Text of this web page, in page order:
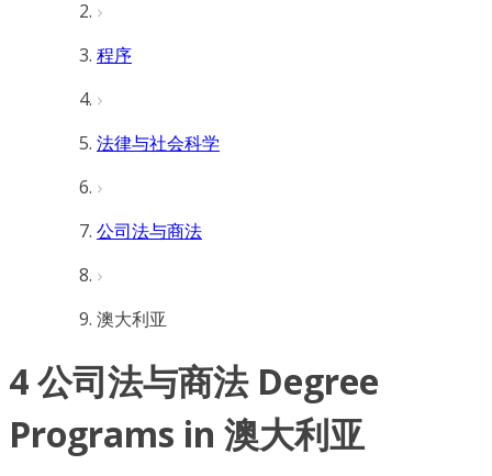
程序
法律与社会科学
公司法与商法
澳大利亚
4 公司法与商法 Degree
Programs in 澳大利亚